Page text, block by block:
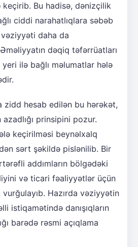
Bu hadisə, dənizçilik
ciddi narahatlıqlara səbəb
daha da
dəqiq təfərrüatları
yeri ilə bağlı məlumatlar hələ
zidd hesab edilən bu hərəkət,
azadlığı prinsipini pozur.
keçirilməsi beynəlxalq
sərt şəkildə pislənilib. Bir
addımların bölgədəki
və ticari fəaliyyətlər üçün
vurğulayıb. Hazırda vəziyyətin
istiqamətində danışıqların
barədə rəsmi açıqlama